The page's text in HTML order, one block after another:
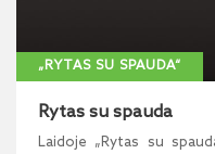
„RYTAS SU SPAUDA“
Rytas su spauda
Laidoje „Rytas su